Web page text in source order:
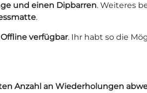
und einen Dipbarren. Weiteres
.
Offline verfügbar. Ihr habt so die
Anzahl an Wiederholungen